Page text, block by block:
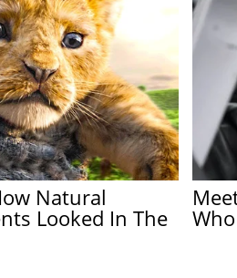
Natural
Looked In The